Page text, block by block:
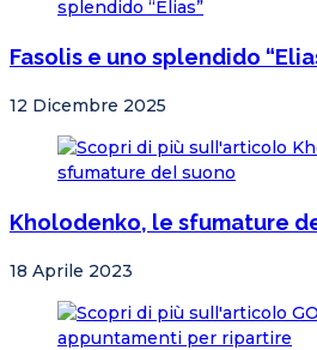
Fasolis e uno splendido
12 Dicembre 2025
Kholodenko, le sfumature
18 Aprile 2023